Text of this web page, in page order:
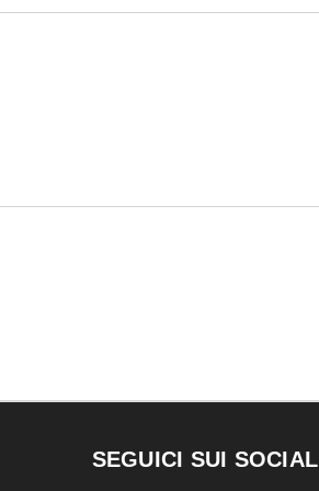
SEGUICI SUI SOCIAL